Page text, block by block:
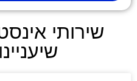
שירותי